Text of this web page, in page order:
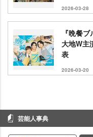
2026-03-28
『晩餐
大地W主
表
2026-03-20
芸能人事典